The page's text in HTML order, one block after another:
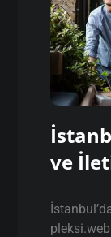
ve